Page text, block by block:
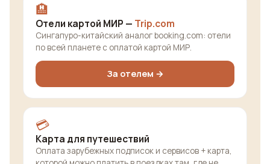
🏨
Отели картой МИР — Trip.com
Сингапуро-китайский аналог booking.com: отели
по всей планете с оплатой картой МИР.
За отелем →
💳
Карта для путешествий
Оплата зарубежных подписок и сервисов + карта,